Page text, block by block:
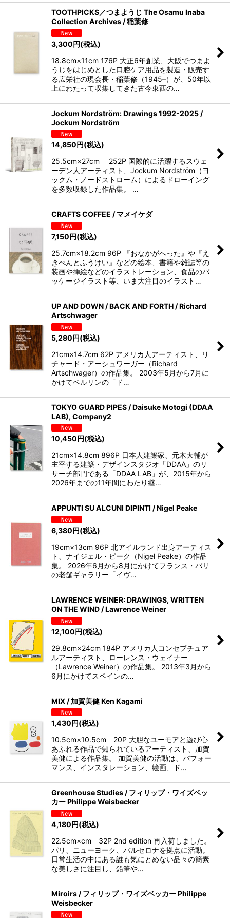
TOOTHPICKS／つまようじ The Osamu Inaba
Collection Archives / 稲葉修
3,300円(税込)
18.8cm×11cm 176P 大正6年創業、大阪でつまよ
うじをはじめとした口腔ケア用品を製造・販売す
る広栄社の現会長・稲葉修（1945–）が、50年以
上にわたって収集してきた古今東西の…
Jockum Nordström: Drawings 1992-2025 /
Jockum Nordström
14,850円(税込)
25.5cm×27cm 252P 国際的に活躍するスウェ
ーデン人アーティスト、Jockum Nordström（ヨ
ックム・ノードストローム）によるドローイング
を多数収録した作品集。 …
CRAFTS COFFEE / マメイケダ
7,150円(税込)
25.7cm×18.2cm 96P 『おなかがへった』や『え
きべんとふうけい』などの絵本、書籍や雑誌等の
装画や挿絵などのイラストレーション、食品のパ
ッケージイラスト等、いま大注目のイラスト…
UP AND DOWN / BACK AND FORTH / Richard
Artschwager
5,280円(税込)
21cm×14.7cm 62P アメリカ人アーティスト、リ
チャード・アーシュワーガー（Richard
Artschwager）の作品集。 2003年5月から7月に
かけてベルリンの「ド…
TOKYO GUARD PIPES / Daisuke Motogi (DDAA
LAB), Company2
10,450円(税込)
21cm×14.8cm 896P 日本人建築家、元木大輔が
主宰する建築・デザインスタジオ「DDAA」のリ
サーチ部門である「DDAA LAB」が、2015年から
2026年までの11年間にわたり継…
APPUNTI SU ALCUNI DIPINTI / Nigel Peake
6,380円(税込)
19cm×13cm 96P 北アイルランド出身アーティス
ト、ナイジェル・ピーク（Nigel Peake）の作品
集。 2026年6月から8月にかけてフランス・パリ
の老舗ギャラリー「イヴ…
LAWRENCE WEINER: DRAWINGS, WRITTEN
ON THE WIND / Lawrence Weiner
12,100円(税込)
29.8cm×24cm 184P アメリカ人コンセプチュア
ルアーティスト、ローレンス・ウェイナー
（Lawrence Weiner）の作品集。 2013年3月から
6月にかけてスペインの…
MIX / 加賀美健 Ken Kagami
1,430円(税込)
10.5cm×10.5cm 20P 大胆なユーモアと遊び心
あふれる作品で知られているアーティスト、加賀
美健による作品集。 加賀美健の活動は、パフォー
マンス、インスタレーション、絵画、ド…
Greenhouse Studies / フィリップ・ワイズベッ
カー Philippe Weisbecker
4,180円(税込)
22.5cm×cm 32P 2nd edition 再入荷しました。
パリ、ニューヨーク、バルセロナを拠点に活動。
日常生活の中にある誰も気にとめない品々の簡素
な美しさに注目し、鉛筆や…
Miroirs / フィリップ・ワイズベッカー Philippe
Weisbecker